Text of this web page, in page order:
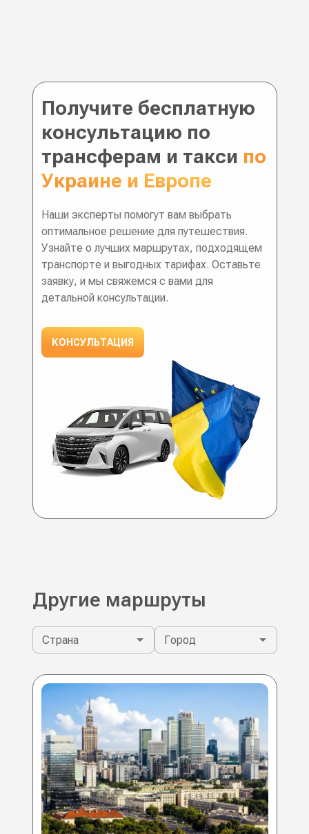
Получите бесплатную
консультацию по
трансферам и такси по
Украине и Европе
Наши эксперты помогут вам выбрать
оптимальное решение для путешествия.
Узнайте о лучших маршрутах, подходящем
транспорте и выгодных тарифах. Оставьте
заявку, и мы свяжемся с вами для
детальной консультации.
КОНСУЛЬТАЦИЯ
Другие маршруты
Страна Город